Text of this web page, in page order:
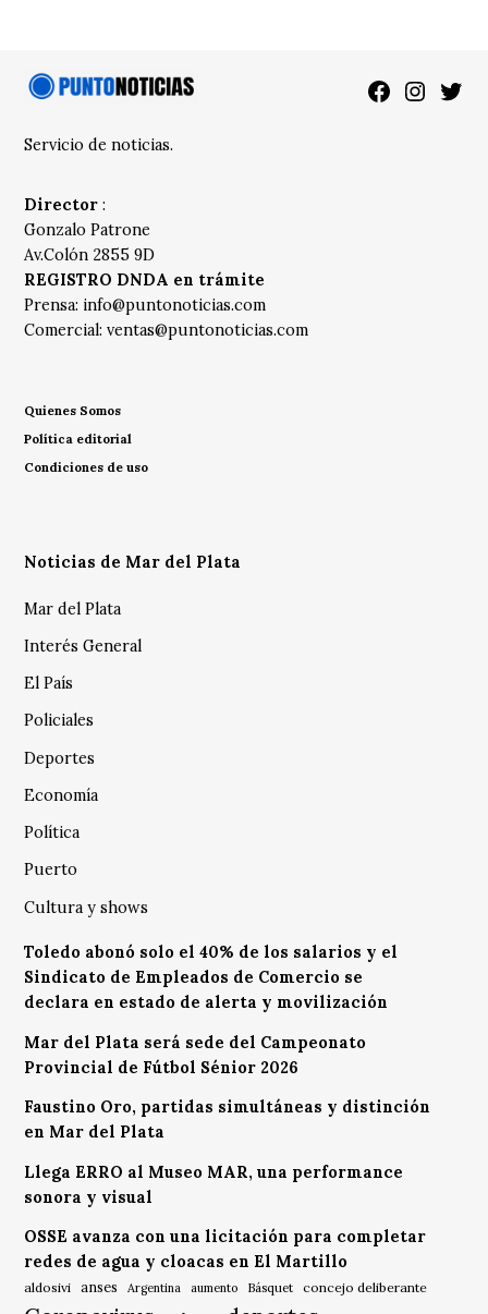
Facebook
Servicio de noticias.
Director :
Gonzalo Patrone
Av.Colón 2855 9D
REGISTRO DNDA en trámite
Prensa: info@puntonoticias.com
Comercial:ventas@puntonoticias.com
Quienes Somos
Política editorial
Condiciones de uso
Noticias de Mar del Plata
Mar del Plata
Interés General
El País
Policiales
Deportes
Economía
Política
Puerto
Cultura y shows
Toledo abonó solo el 40% de los salarios y el
Sindicato de Empleados de Comercio se
declara en estado de alerta y movilización
Mar del Plata será sede del Campeonato
Provincial de Fútbol Sénior 2026
Faustino Oro, partidas simultáneas y distinción
en Mar del Plata
Llega ERRO al Museo MAR, una performance
sonora y visual
OSSE avanza con una licitación para completar
redes de agua y cloacas en El Martillo
aldosivi anses Argentina aumento Básquet concejo deliberante